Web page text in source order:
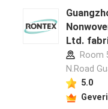
Ltd.
Room
N.Road
5.0